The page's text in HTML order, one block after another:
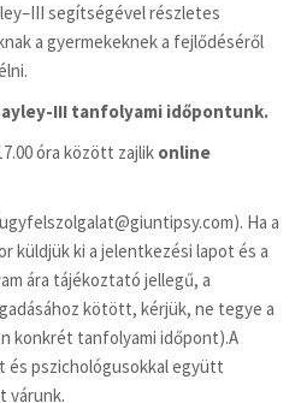
segítségével részletes
a gyermekeknek a fejlődéséről
III tanfolyami időpontunk.
óra között zajlik online
Ha a
küldjük ki a jelentkezési lapot és a
ára tájékoztató jellegű, a
kötött, kérjük, ne tegye a
konkrét tanfolyami időpont).A
és pszichológusokkal együtt
várunk.